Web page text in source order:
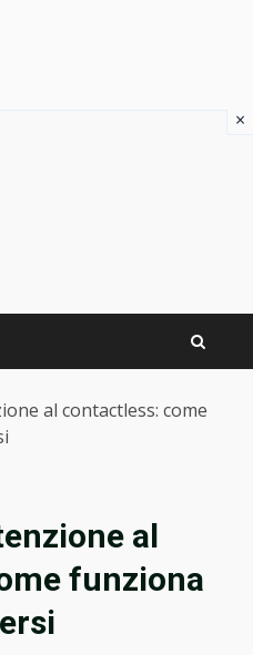
al contactless: come
al
funziona
×